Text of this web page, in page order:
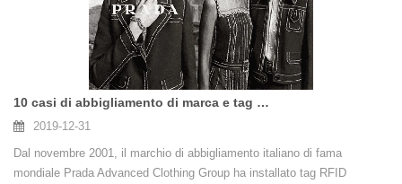
10 casi di abbigliamento di marca e tag RFID — CXJ Chuangxinjia Grossista
2019-12-31
Dal novembre 2001, il marchio di abbigliamento italiano di fama
mondiale Prada Advanced Clothing Group ha installato tag RFID